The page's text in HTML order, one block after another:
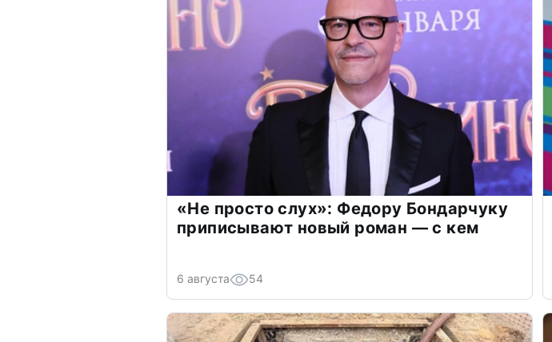
«Не просто слух»: Федору Бондарчуку
приписывают новый роман — с кем
6 августа 54